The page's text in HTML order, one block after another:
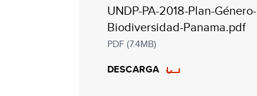
UNDP-PA-2018-Plan-Género-
Biodiversidad-Panama.pdf
PDF (7.4MB)
DESCARGA